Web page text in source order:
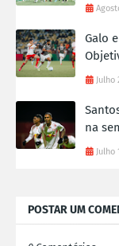
Galo
Julho
na
Julho
POSTAR UM